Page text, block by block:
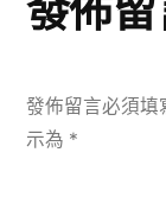
發佈留
發佈留言必須填
示為 *